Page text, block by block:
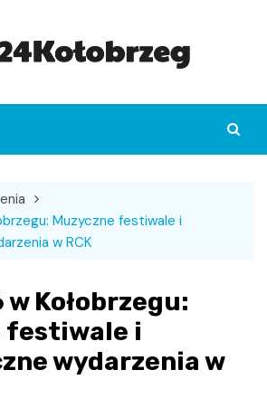
Muzyczne festiwale i
w RCK
Kołobrzegu:
festiwale i
wydarzenia w